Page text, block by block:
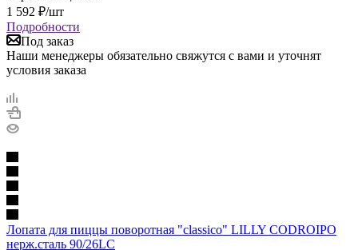
1 592 ₽/шт
Подробности
Под заказ
Наши менеджеры обязательно свяжутся с вами и уточнят
условия заказа
Лопата для пиццы поворотная "classico" LILLY CODROIPO
нерж.сталь 90/26LC